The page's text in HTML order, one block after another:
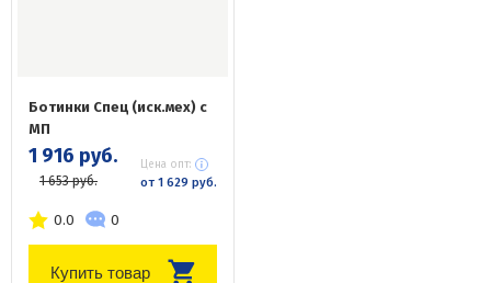
Ботинки Спец (иск.мех) с
МП
1 916 руб.
1 653 руб.
Цена опт:
от 1 629 руб.
0.0 0
Купить товар